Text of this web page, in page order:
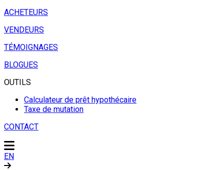
ACHETEURS
VENDEURS
TÉMOIGNAGES
BLOGUES
OUTILS
Calculateur de prêt hypothécaire
Taxe de mutation
CONTACT
EN